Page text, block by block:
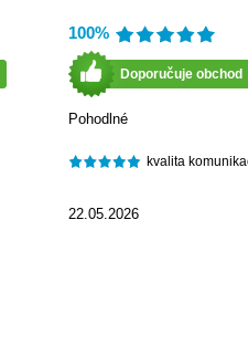
100%
Doporučuje obchod
Pohodlné
kvalita
22.05.2026